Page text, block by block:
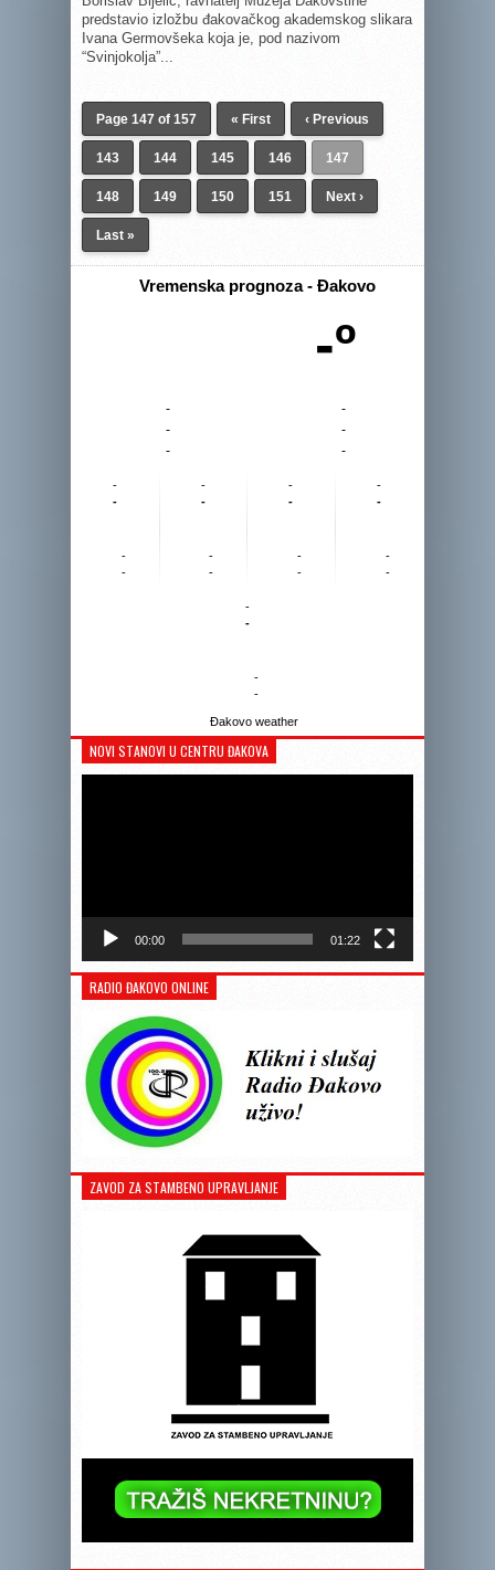
predstavio izložbu đakovačkog akademskog slikara
Ivana Germovšeka koja je, pod nazivom
“Svinjokolja”...
Page 147 of 157 « First ‹ Previous
143 144 145 146 147
148 149 150 151 Next ›
Last »
Vremenska prognoza - Đakovo
-º
-
-
-
-
-
-
-
-
-
-
-
-
-
-
-
-
-
-
-
-
-
-
-
-
-
-
Đakovo weather
NOVI STANOVI U CENTRU ĐAKOVA
00:00 01:22
RADIO ĐAKOVO ONLINE
ZAVOD ZA STAMBENO UPRAVLJANJE